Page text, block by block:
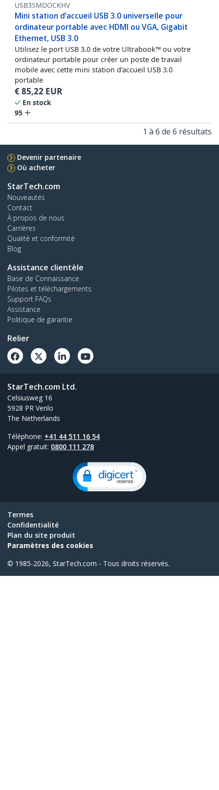
USB3SMDOCKHV
Mini station d’accueil USB 3.0 universelle pour
ordinateur portable avec HDMI ou VGA, Gigabit
Ethernet, USB 3.0
Utilisez le port USB 3.0 de votre Ultrabook™ ou votre
ordinateur portable pour créer un poste de travail
mobile avec cette mini station d’accueil USB 3.0
portable
€85,22 EUR
En stock
95
1 à 6 de 6 résultats
Devenir partenaire
Où acheter
StarTech.com
Nouveautés
Contact
À propos de nous
Carrières
Qualité et conformité
Blog
Assistance clientèle
Base de Connaissance
Pilotes et téléchargements
Support FAQs
Assistance
Politique de garantie
Relier
StarTech.com Ltd.
Celsiusweg 16
5928 PR Venlo
The Netherlands
Téléphone: +41 44 511 16 54
Appel gratuit: 0800 111 278
Termes
Confidentialité
Plan du site produit
Paramètres des cookies
© 1985-2026, StarTech.com - Tous droits réservés.